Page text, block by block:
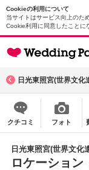
Cookieの利用について
当サイトはサービス向上のた
Cookie利用に同意したことに
日光東照宮(世界文化
クチコミ フォト
日光東照宮(世界文化
ロケーション